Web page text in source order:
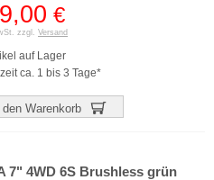
€
zzgl. Versand
auf Lager
ca. 1 bis 3 Tage*
den Warenkorb
7" 4WD 6S Brushless grün